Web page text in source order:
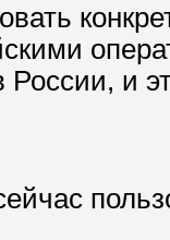
России, и